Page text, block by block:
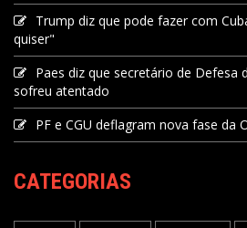
Trump diz que pode fazer com
quiser"
Paes diz que secretário de Defesa
sofreu atentado
PF e CGU deflagram nova fase da
CATEGORIAS